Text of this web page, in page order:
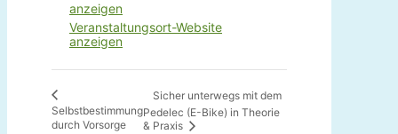
anzeigen
Veranstaltungsort-Website
anzeigen
Selbstbestimmung
durch Vorsorge
Sicher unterwegs mit dem
Pedelec (E-Bike) in Theorie
& Praxis